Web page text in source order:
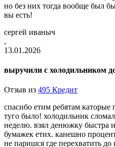
но без них тогда вообще был
вы есть!
сергей иваныч
,
13.01.2026
выручили с холодильником
Отзыв из 495 Кредит
спасибо етим ребятам каторые
туго было! холодильник
неделю. взял денюжку быстра
бумажек етих. канешно
не паришся где перехватить